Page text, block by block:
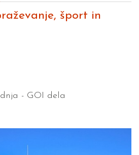
šport in
- GOI dela